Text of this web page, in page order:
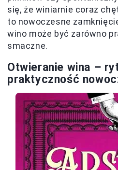
się, że winiarnie coraz
to nowoczesne
wino może być zarówno
smaczne.
Otwieranie wina –
praktyczność